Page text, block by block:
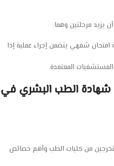
يزيد مرحلتين وهما:
شفهي يتضمن إجراء عملية إذا
شهادة الطب البشري في
من كليات الطب وأهم خصائص